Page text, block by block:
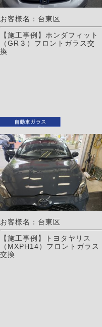
お客様名：台東区
【施工事例】ホンダフィット
（GR３）フロントガラス交
換
お客様名：台東区
【施工事例】トヨタヤリス
（MXPH14）フロントガラス
交換